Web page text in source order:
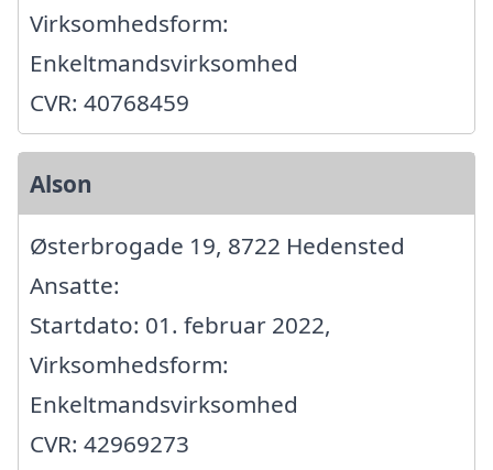
Virksomhedsform:
Enkeltmandsvirksomhed
CVR: 40768459
Alson
Østerbrogade 19, 8722 Hedensted
Ansatte:
Startdato: 01. februar 2022,
Virksomhedsform:
Enkeltmandsvirksomhed
CVR: 42969273